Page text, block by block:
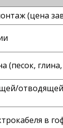
(цена
(песок, глина,
отводящей
в